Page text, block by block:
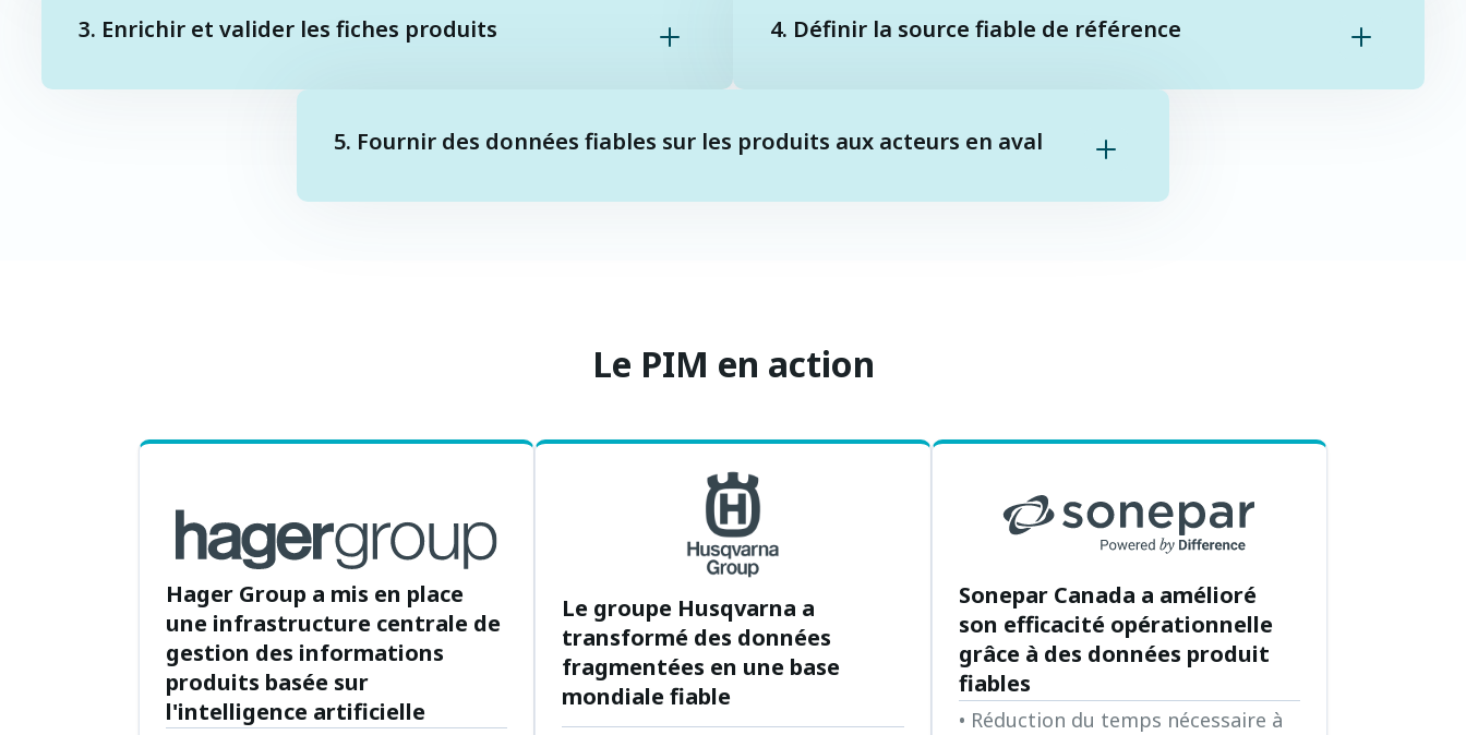
3. Enrichir et valider les fiches produits 4. Définir la source fiable de référence
5. Fournir des données fiables sur les produits aux acteurs en aval
Le PIM en action
Hager Group a mis en place
une infrastructure centrale de
gestion des informations
produits basée sur
l'intelligence artificielle
Le groupe Husqvarna a
transformé des données
fragmentées en une base
mondiale fiable
Sonepar Canada a amélioré
son efficacité opérationnelle
grâce à des données produit
fiables
• Réduction du temps nécessaire à